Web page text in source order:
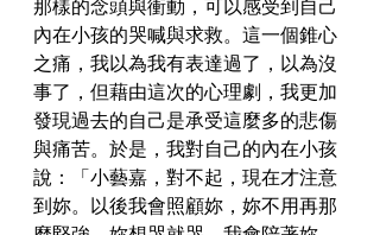
那樣的念頭與衝動，可以感受到自己
內在小孩的哭喊與求救。這一個錐心
之痛，我以為我有表達過了，以為沒
事了，但藉由這次的心理劇，我更加
發現過去的自己是承受這麼多的悲傷
與痛苦。於是，我對自己的內在小孩
說：「小藝嘉，對不起，現在才注意
到妳。以後我會照顧妳，妳不用再那